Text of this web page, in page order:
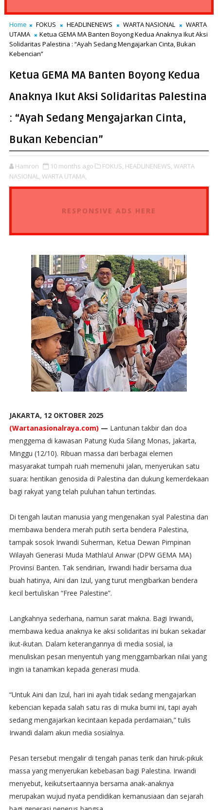
Home FOKUS HEADLINENEWS WARTA NASIONAL
WARTA
UTAMA
Ketua GEMA MA Banten Boyong Kedua Anaknya Ikut Aksi
Solidaritas Palestina : “Ayah Sedang Mengajarkan Cinta, Bukan
Kebencian”
Ketua GEMA MA Banten Boyong Kedua
Anaknya Ikut Aksi Solidaritas Palestina
: “Ayah Sedang Mengajarkan Cinta,
Bukan Kebencian”
Hamron 10 months ago FOKUS, HEADLINENEWS, WARTA
NASIONAL, WARTA UTAMA,
RESPONSIVE ADS HERE
JAKARTA, 12 OKTOBER 2025
(Wartanasionalraya.com) — Lantunan takbir dan doa
menggema di kawasan Patung Kuda Silang Monas, Jakarta,
Minggu (12/10). Ribuan massa dari berbagai elemen
masyarakat tumpah ruah memenuhi jalan, menyerukan satu
suara: hentikan genosida di Palestina dan dukung kemerdekaan
bagi rakyat yang telah puluhan tahun tertindas.
Di tengah lautan manusia yang mengenakan syal Palestina dan
membawa bendera merah putih serta bendera Palestina,
tampak sosok Irwandi Suherman, Ketua Dewan Pimpinan
Wilayah Generasi Muda Mathla’ul Anwar (DPW GEMA MA)
Provinsi Banten. Tak sendirian, Irwandi hadir bersama dua
buah hatinya, Aini dan Izul, yang turut mengibarkan bendera
kecil bertuliskan “Free Palestine”.
Langkahnya sederhana, namun sarat makna. Bagi Irwandi,
membawa kedua anaknya ke aksi solidaritas ini bukan sekadar
ikut-ikutan. Dalam keterangannya di media sosial, ia
menuliskan pesan menyentuh yang menggambarkan nilai yang
ingin ia tanamkan kepada generasi muda.
“Untuk Aini dan Izul, hari ini ayah tidak sedang mengajarkan
kebencian kepada salah satu ras di muka bumi ini, tapi ayah
sedang mengajarkan kecintaan kepada perdamaian,” tulis
Irwandi dalam akun media sosialnya.
Pesan tersebut mengalir di tengah panas terik dan hiruk-pikuk
massa yang menyerukan kebebasan bagi Palestina. Irwandi
menyebut, keikutsertaannya bersama anak-anaknya
merupakan wujud nyata pendidikan kemanusiaan dan sejarah